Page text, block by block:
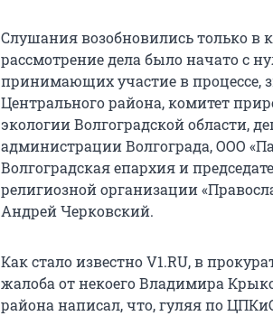
Слушания возобновились только в
рассмотрение дела было начато с
принимающих участие в процессе,
Центрального района, комитет
экологии Волгоградской области,
администрации Волгограда, ООО
Волгоградская епархия и
религиозной организации
Андрей Черковский.
Как стало известно V1.RU, в
жалоба от некоего Владимира
района написал, что, гуляя по